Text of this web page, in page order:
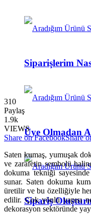
Siparişlerim
Üye Olmadan
Sipariş
310
Paylaş
1.9k
VIEWS
Share on FacebookShare
Saten kumaş, yumuşak
ve zarafetin sembolü
dokuma tekniği
sunar. Saten dokuma
üretilir ve bu özelliğiyle
edilir. Çok yönlü yapısı
dekorasyon sektöründe